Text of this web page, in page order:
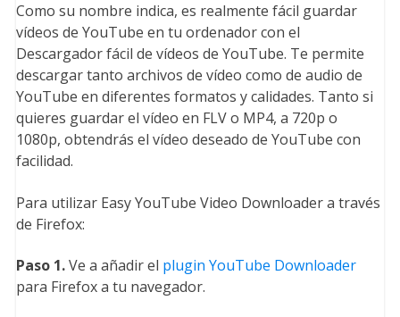
Como su nombre indica, es realmente fácil guardar
vídeos de YouTube en tu ordenador con el
Descargador fácil de vídeos de YouTube. Te permite
descargar tanto archivos de vídeo como de audio de
YouTube en diferentes formatos y calidades. Tanto si
quieres guardar el vídeo en FLV o MP4, a 720p o
1080p, obtendrás el vídeo deseado de YouTube con
facilidad.
Para utilizar Easy YouTube Video Downloader a través
de Firefox:
Paso 1.Ve a añadir el plugin YouTube Downloader
para Firefox a tu navegador.